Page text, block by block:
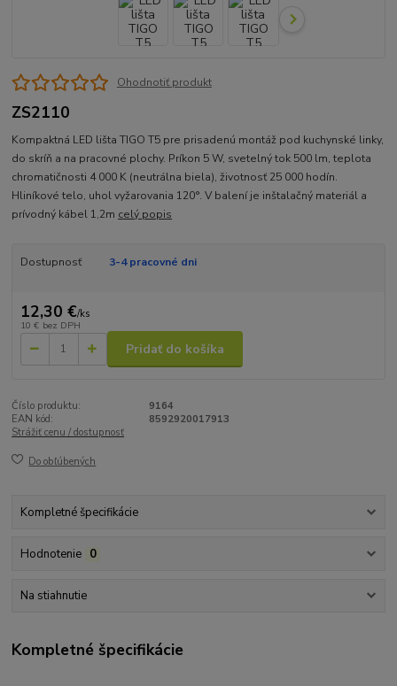
Ohodnotiť produkt
ZS2110
Kompaktná LED lišta TIGO T5 pre prisadenú montáž pod kuchynské linky,
do skríň a na pracovné plochy. Príkon 5 W, svetelný tok 500 lm, teplota
chromatičnosti 4 000 K (neutrálna biela), životnosť 25 000 hodín.
Hliníkové telo, uhol vyžarovania 120°. V balení je inštalačný materiál a
prívodný kábel 1,2m celý popis
Dostupnosť 3-4 pracovné dni
12,30 €/ks
10 € bez DPH
Pridať do košíka
Číslo produktu:
9164
EAN kód:
8592920017913
Strážiť cenu / dostupnosť
Do obľúbených
Kompletné špecifikácie
Hodnotenie 0
Na stiahnutie
Kompletné špecifikácie